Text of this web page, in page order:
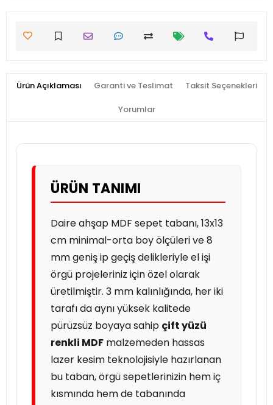
Ürün Açıklaması Garanti ve Teslimat Taksit Seçenekleri
Yorumlar
ÜRÜN TANIMI
Daire ahşap MDF sepet tabanı, 13x13
cm minimal-orta boy ölçüleri ve 8
mm geniş ip geçiş delikleriyle el işi
örgü projeleriniz için özel olarak
üretilmiştir. 3 mm kalınlığında, her iki
tarafı da aynı yüksek kalitede
pürüzsüz boyaya sahip çift yüzü
renkli MDF malzemeden hassas
lazer kesim teknolojisiyle hazırlanan
bu taban, örgü sepetlerinizin hem iç
kısmında hem de tabanında